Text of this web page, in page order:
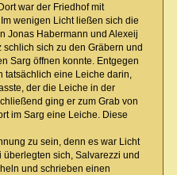
war der Friedhof mit
wenigen Licht ließen sich die
Jonas Habermann und Alexeij
sich zu den Gräbern und
Sarg öffnen konnte. Entgegen
tatsächlich eine Leiche darin,
der die Leiche in der
ging er zum Grab von
im Sarg eine Leiche. Diese
zu sein, denn es war Licht
sich, Salvarezzi und
und schrieben einen